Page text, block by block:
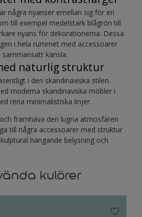
några nyanser emellan sig för en
till exempel medelstark blågrön till
nyans för dekorationerna. Dessa
i hela rummet med accessoarer
känsla.
naturlig struktur
i den skandinaviska stilen.
moderna skandinaviska möbler i
rena minimalistiska linjer.
framhäva den lugna atmosfären
till några accessoarer med struktur
hängande belysning och
kulörer